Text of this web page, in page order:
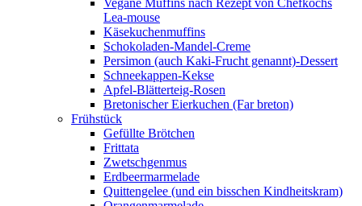
Vegane Muffins nach Rezept von Chefkochs
Lea-mouse
Käsekuchenmuffins
Schokoladen-Mandel-Creme
Persimon (auch Kaki-Frucht genannt)-Dessert
Schneekappen-Kekse
Apfel-Blätterteig-Rosen
Bretonischer Eierkuchen (Far breton)
Frühstück
Gefüllte Brötchen
Frittata
Zwetschgenmus
Erdbeermarmelade
Quittengelee (und ein bisschen Kindheitskram)